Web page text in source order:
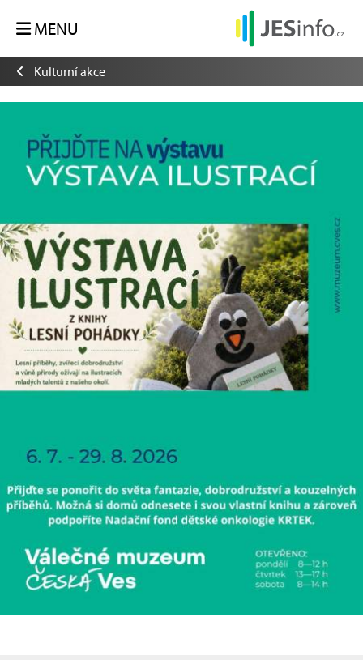
MENU
Kulturní akce